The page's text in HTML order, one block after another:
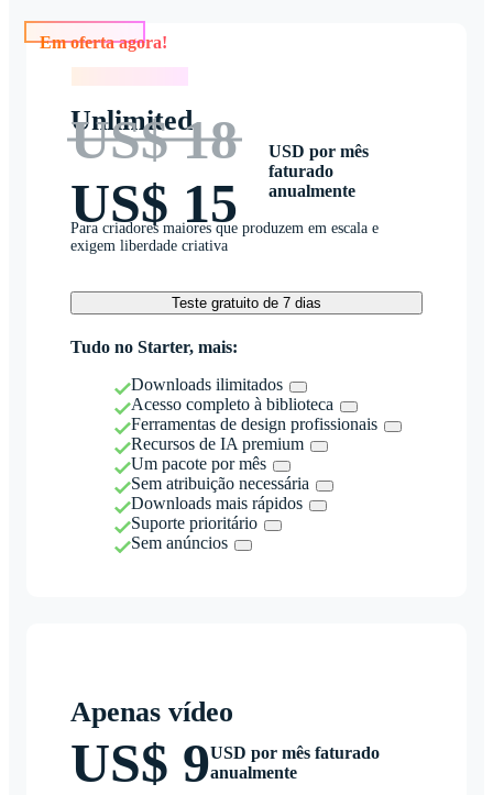
Unlimited
US$ 18
US$ 15
USD por mês
faturado
anualmente
Para criadores maiores que produzem em escala e
exigem liberdade criativa
Teste gratuito de 7 dias
Tudo no Starter, mais:
Downloads ilimitados
Acesso completo à biblioteca
Ferramentas de design profissionais
Recursos de IA premium
Um pacote por mês
Sem atribuição necessária
Downloads mais rápidos
Suporte prioritário
Sem anúncios
Apenas vídeo
US$ 9USD por mês faturado
anualmente